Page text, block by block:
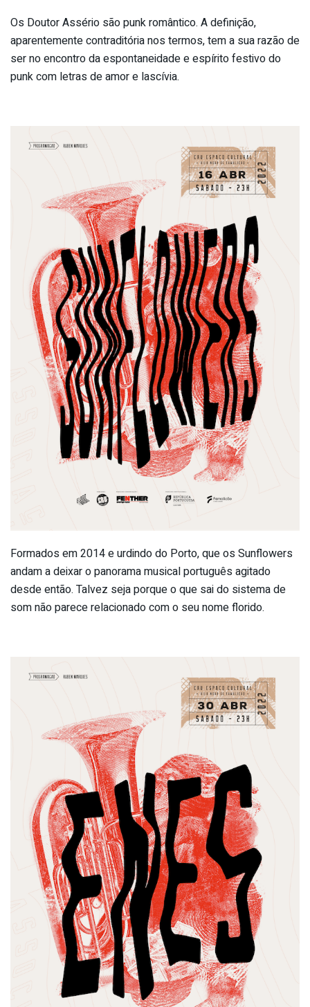
Os Doutor Assério são punk romântico. A definição,
aparentemente contraditória nos termos, tem a sua razão de
ser no encontro da espontaneidade e espírito festivo do
punk com letras de amor e lascívia.
Formados em 2014 e urdindo do Porto, que os Sunflowers
andam a deixar o panorama musical português agitado
desde então. Talvez seja porque o que sai do sistema de
som não parece relacionado com o seu nome florido.